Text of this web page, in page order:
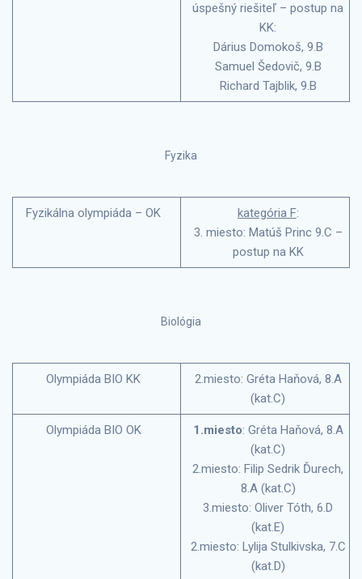
úspešný riešiteľ – postup na
KK:
Dárius Domokoš, 9.B
Samuel Šedovič, 9.B
Richard Tajblik, 9.B
Fyzika
Fyzikálna olympiáda – OK kategória F:
3. miesto: Matúš Princ 9.C –
postup na KK
Biológia
Olympiáda BIO KK
2.miesto: Gréta Haňová, 8.A
(kat.C)
Olympiáda BIO OK 1.miesto: Gréta Haňová, 8.A
(kat.C)
2.miesto: Filip Sedrik Ďurech,
8.A (kat.C)
3.miesto: Oliver Tóth, 6.D
(kat.E)
2.miesto: Lylija Stulkivska, 7.C
(kat.D)